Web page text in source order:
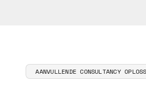
AANVULLENDE CONSULTANCY